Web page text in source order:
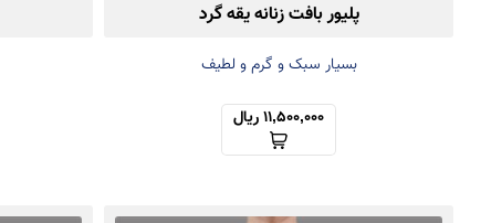
پلیور بافت زنانه یقه گرد
بسیار سبک و گرم و لطیف
11,500,000 ریال